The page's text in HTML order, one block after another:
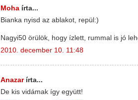
Moha írta...
Bianka nyisd az ablakot, repül:)
Nagyi50 örülök, hogy ízlett, rummal is jó
2010. december 10. 11:48
Anazarírta...
De kis vidámak így együtt!